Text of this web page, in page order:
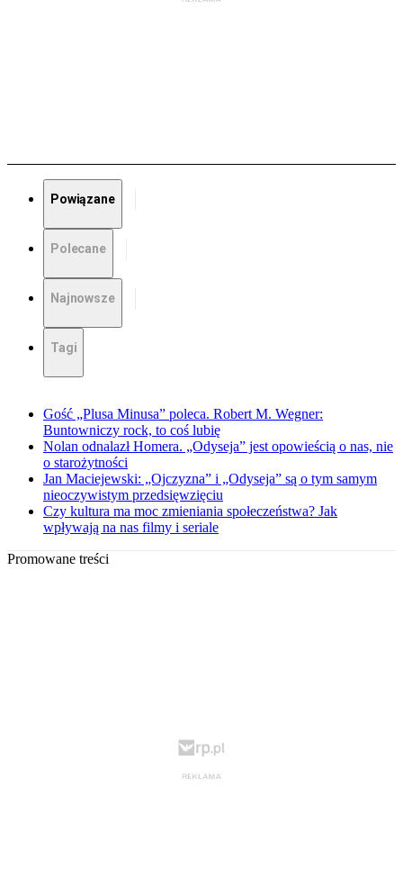
Powiązane
Polecane
Najnowsze
Tagi
Gość „Plusa Minusa” poleca. Robert M. Wegner:
Buntowniczy rock, to coś lubię
Nolan odnalazł Homera. „Odyseja” jest opowieścią o nas, nie
o starożytności
Jan Maciejewski: „Ojczyzna” i „Odyseja” są o tym samym
nieoczywistym przedsięwzięciu
Czy kultura ma moc zmieniania społeczeństwa? Jak
wpływają na nas filmy i seriale
Promowane treści